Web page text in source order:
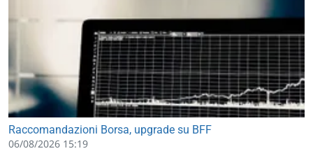
Raccomandazioni Borsa, upgrade su BFF
06/08/2026 15:19